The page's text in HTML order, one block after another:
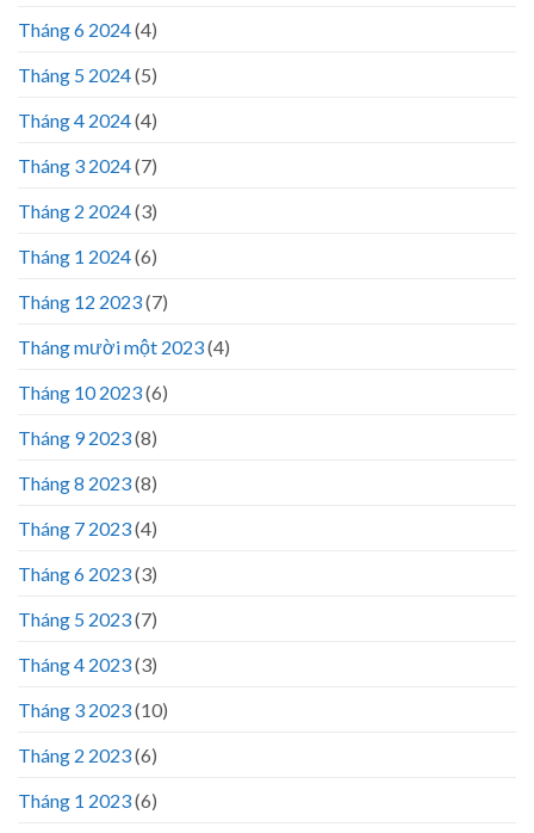
Tháng 6 2024(4)
Tháng 5 2024(5)
Tháng 4 2024(4)
Tháng 3 2024(7)
Tháng 2 2024(3)
Tháng 1 2024(6)
Tháng 12 2023(7)
Tháng mười một 2023(4)
Tháng 10 2023(6)
Tháng 9 2023(8)
Tháng 8 2023(8)
Tháng 7 2023(4)
Tháng 6 2023(3)
Tháng 5 2023(7)
Tháng 4 2023(3)
Tháng 3 2023(10)
Tháng 2 2023(6)
Tháng 1 2023(6)